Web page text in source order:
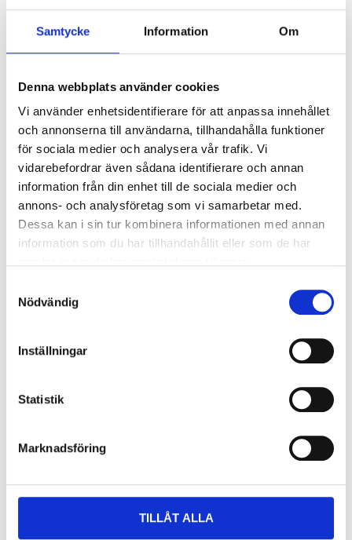
Samtycke Information Om
Denna webbplats använder cookies
Vi använder enhetsidentifierare för att anpassa innehållet
och annonserna till användarna, tillhandahålla funktioner
för sociala medier och analysera vår trafik. Vi
vidarebefordrar även sådana identifierare och annan
information från din enhet till de sociala medier och
annons- och analysföretag som vi samarbetar med.
Dessa kan i sin tur kombinera informationen med annan
information som du har tillhandahållit eller som de har
Nödvändig
Inställningar
Statistik
Marknadsföring
TILLÅT ALLA
14-504
Finns i lager i65
gängat hål, 30 cm
47-0422
Finns i lager i64varuhus
Sopkvast, 100 cm
kvastskaftbeslag, 80